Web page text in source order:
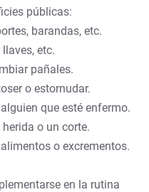
públicas:
barandas, etc.
etc.
pañales.
o estornudar.
que esté enfermo.
o un corte.
o excrementos.
en la rutina